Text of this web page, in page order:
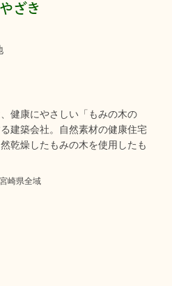
ざき
健康にやさしい「もみの木の
建築会社。自然素材の健康住宅
乾燥したもみの木を使用したも
崎県全域